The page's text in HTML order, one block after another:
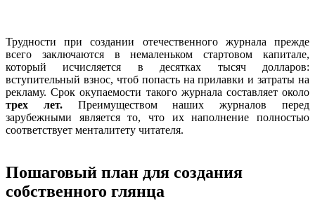
Трудности при создании отечественного журнала прежде
всего заключаются в немаленьком стартовом капитале,
который исчисляется в десятках тысяч долларов:
вступительный взнос, чтоб попасть на прилавки и затраты на
рекламу. Срок окупаемости такого журнала составляет около
трех лет.Преимуществом наших журналов перед
зарубежными является то, что их наполнение полностью
соответствует менталитету читателя.
Пошаговый план для создания
собственного глянца